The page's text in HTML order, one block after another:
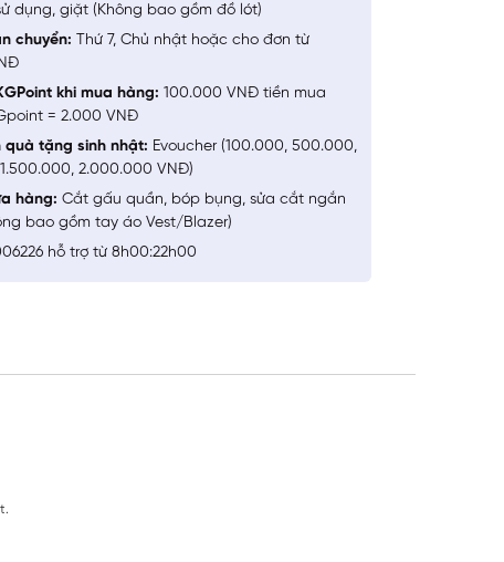
dụng, giặt (Không bao gồm đồ lót)
chuyển: Thứ 7, Chủ nhật hoặc cho đơn từ
khi mua hàng: 100.000 VNĐ tiền mua
= 2.000 VNĐ
quà tặng sinh nhật: Evoucher (100.000, 500.000,
2.000.000 VNĐ)
hàng: Cắt gấu quần, bóp bụng, sửa cắt ngắn
bao gồm tay áo Vest/Blazer)
hỗ trợ từ 8h00:22h00